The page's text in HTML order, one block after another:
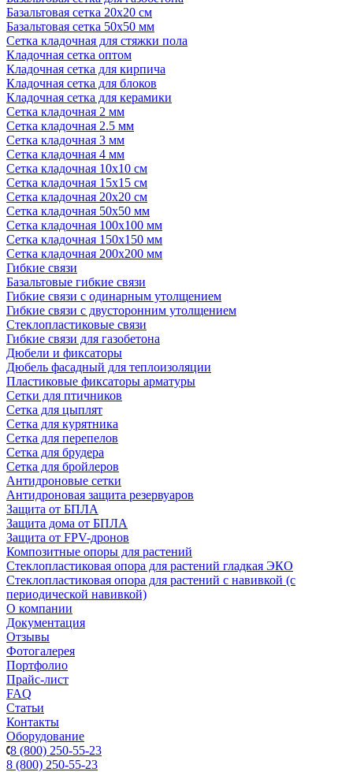
Базальтовая сетка 20x20 см
Базальтовая сетка 50x50 мм
Сетка кладочная для стяжки пола
Кладочная сетка оптом
Кладочная сетка для кирпича
Кладочная сетка для блоков
Кладочная сетка для керамики
Сетка кладочная 2 мм
Сетка кладочная 2.5 мм
Сетка кладочная 3 мм
Сетка кладочная 4 мм
Сетка кладочная 10x10 см
Сетка кладочная 15x15 см
Сетка кладочная 20x20 см
Сетка кладочная 50x50 мм
Сетка кладочная 100x100 мм
Сетка кладочная 150x150 мм
Сетка кладочная 200x200 мм
Гибкие связи
Базальтовые гибкие связи
Гибкие связи с одинарным утолщением
Гибкие связи с двусторонним утолщением
Стеклопластиковые связи
Гибкие связи для газобетона
Дюбели и фиксаторы
Дюбель фасадный для теплоизоляции
Пластиковые фиксаторы арматуры
Сетки для птичников
Сетка для цыплят
Сетка для курятника
Сетка для перепелов
Сетка для брудера
Сетка для бройлеров
Антидроновые сетки
Антидроновая защита резервуаров
Защита от БПЛА
Защита дома от БПЛА
Защита от FPV-дронов
Композитные опоры для растений
Стеклопластиковая опора для растений гладкая ЭКО
Стеклопластиковая опора для растений с навивкой (с
периодической навивкой)
О компании
Документация
Отзывы
Фотогалерея
Портфолио
Прайс-лист
FAQ
Статьи
Контакты
Оборудование
8 (800) 250-55-23
8 (800) 250-55-23